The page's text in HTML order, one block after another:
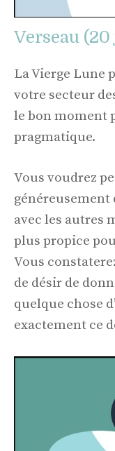
Verseau
La Vierge Lune
votre secteur
le bon moment
pragmatique.
Vous voudrez
généreusement
avec les autres
plus propice
Vous
de désir de
quelque chose
exactement ce